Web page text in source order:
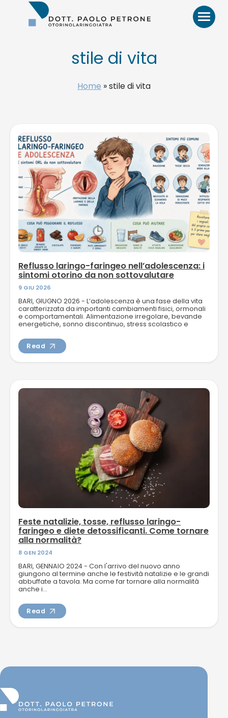
Otorino
HOME
VIDEO
RECENSIONI
PATOLOGIE E TRATTAMENTI
NEWS
stile di vita
Home »stile di vita
Reflusso laringo-faringeo nell’adolescenza: i
sintomi otorino da non sottovalutare
9 GIU 2026
BARI, GIUGNO 2026 - L’adolescenza è una fase della vita
caratterizzata da importanti cambiamenti fisici, ormonali
e comportamentali. Alimentazione irregolare, bevande
energetiche, sonno discontinuo, stress scolastico e
Read
Feste natalizie, tosse, reflusso laringo-
faringeo e diete detossificanti. Come tornare
alla normalità?
8 GEN 2024
BARI, GENNAIO 2024 - Con l'arrivo del nuovo anno
giungono al termine anche le festività natalizie e le grandi
abbuffate a tavola. Ma come far tornare alla normalità
anche i...
Read